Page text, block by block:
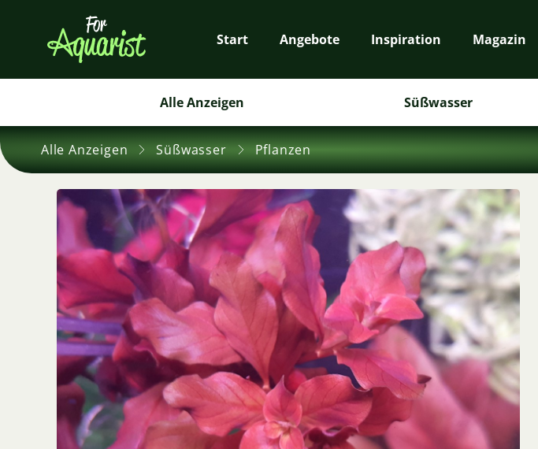
Start Angebote Inspiration Magazin
Alle Anzeigen Süßwasser
Alle Anzeigen Süßwasser Pflanzen